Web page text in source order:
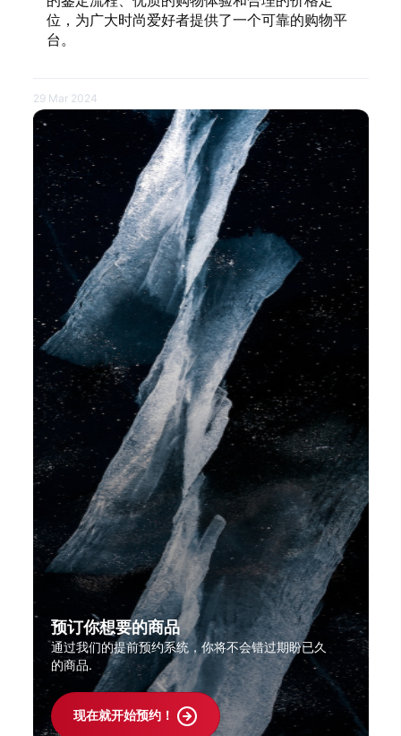
位，为广大时尚爱好者提供了一个可靠的购物平
台。
29 Mar 2024
预订你想要的商品
通过我们的提前预约系统，你将不会错过期盼已久
的商品.
现在就开始预约！